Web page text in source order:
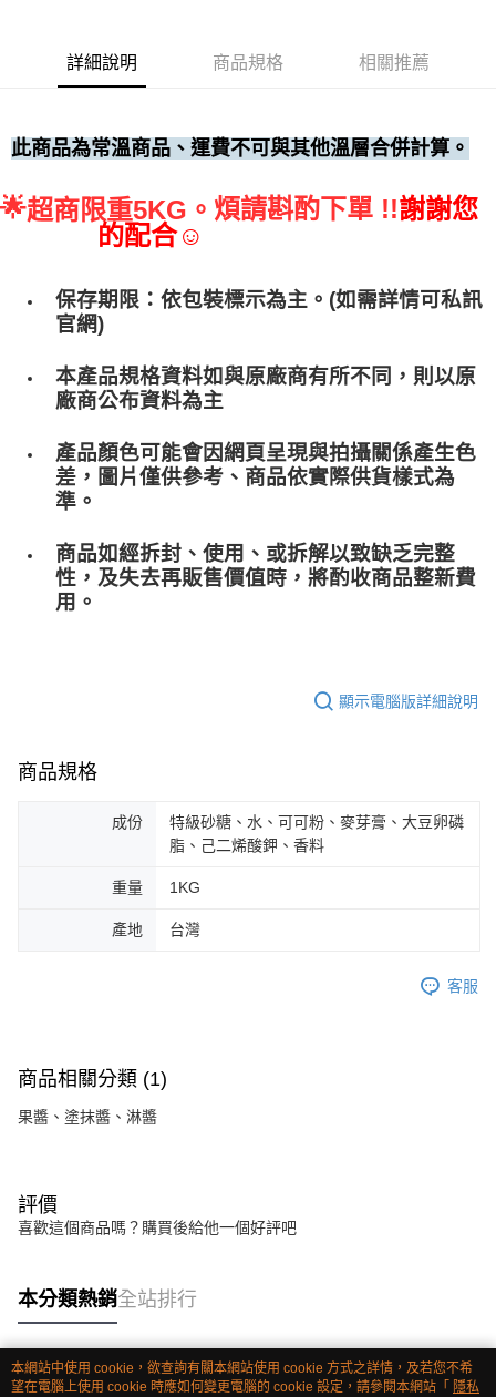
(請點開選項勾選)
詳細說明 商品規格 相關推薦
此商品為常溫商品、運費不可與其他溫層合併計算。
🌟超商限重5KG。 煩請斟酌下單 !!謝謝您
的配合☺
保存期限：依包裝標示為主。(如需詳情可私訊
官網)
本產品規格資料如與原廠商有所不同，則以原
廠商公布資料為主
產品顏色可能會因網頁呈現與拍攝關係產生色
差，圖片僅供參考、商品依實際供貨樣式為
準。
商品如經拆封、使用、或拆解以致缺乏完整
性，及失去再販售價值時，將酌收商品整﻿新費
用。
顯示電腦版詳細說明
商品規格
成份
特級砂糖、水、可可粉、麥芽膏、大豆卵磷
脂、己二烯酸鉀、香料
重量 1KG
產地 台灣
客服
商品相關分類 (1)
果醬、塗抹醬、淋醬
評價
喜歡這個商品嗎？購買後給他一個好評吧
本分類熱銷全站排行
熱門標籤
本網站中使用 cookie，欲查詢有關本網站使用 cookie 方式之詳情，及若您不希
望在電腦上使用 cookie 時應如何變更電腦的 cookie 設定，請參閱本網站「 隱私